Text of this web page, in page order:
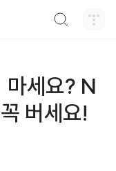
마세요? N
버세요!